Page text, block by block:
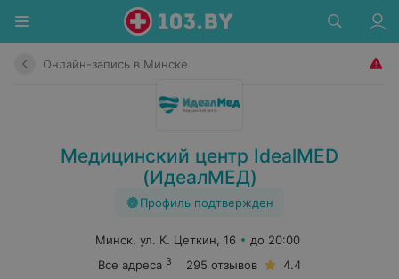
Онлайн-запись в Минске
Медицинский центр IdealMED
(ИдеалМЕД)
Профиль подтвержден
Минск, ул. К. Цеткин, 16
до 20:00
Все адреса 3 295 отзывов 4.4